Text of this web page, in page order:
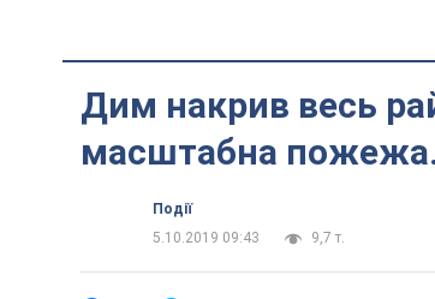
Дим накрив весь
масштабна пожежа.
Події
5.10.2019 09:43
9,7 т.